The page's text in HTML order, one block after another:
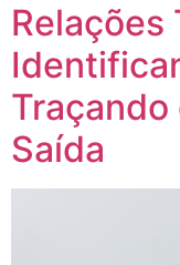
Relações
Traçando
Saída